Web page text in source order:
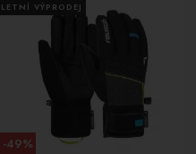
LETNÍ VÝPRODEJ
-49%